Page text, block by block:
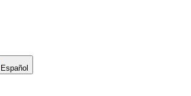
Español